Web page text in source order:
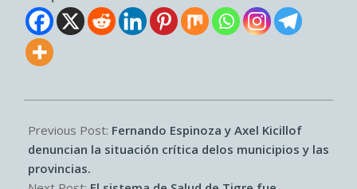
04-
23
Previous Post: Fernando Espinoza y Axel Kicillof
denuncian la situación crítica delos municipios y las
provincias.